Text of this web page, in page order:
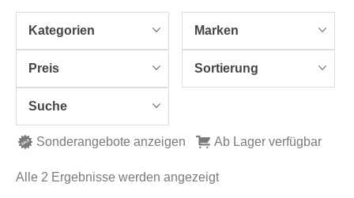
Kategorien Marken
Preis Sortierung
Suche
Sonderangebote anzeigen Ab Lager verfügbar
Alle 2 Ergebnisse werden angezeigt